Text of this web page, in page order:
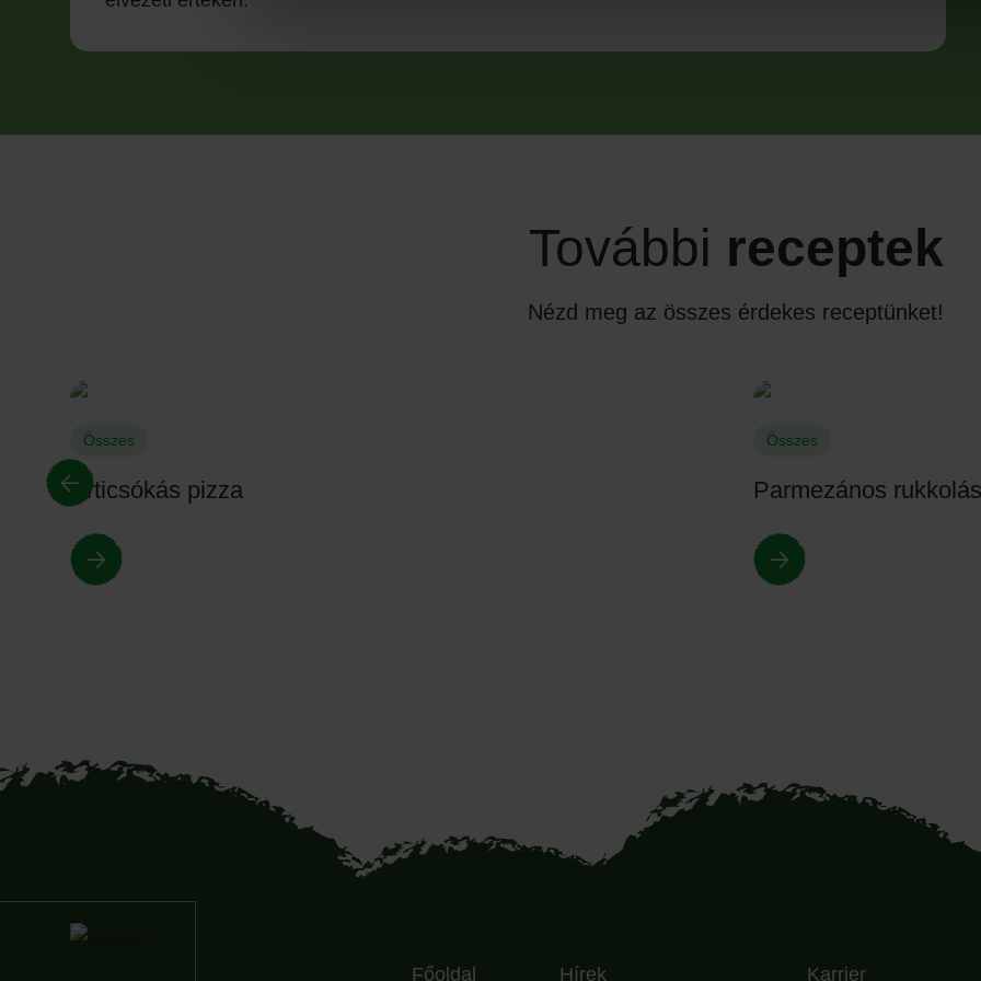
További receptek
Nézd meg az összes érdekes receptünket!
Összes
Articsókás pizza
Összes
Parmezános
Főoldal Hírek Karrier